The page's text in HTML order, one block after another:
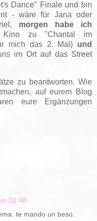
Dance" Finale und bin
- wäre für Jana oder
morgen habe ich
zu "Chantal im
mich das 2. Mal) und
im Ort auf das Street
zu beantworten. Wie
auf eurem Blog
eure Ergänzungen
01:48
te mando un beso.